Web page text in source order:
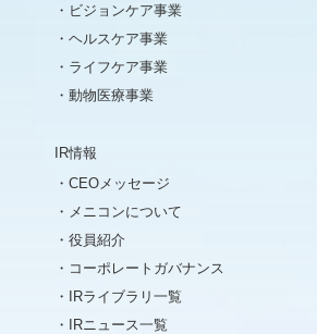
ビジョンケア事業
ヘルスケア事業
ライフケア事業
動物医療事業
IR情報
CEOメッセージ
メニコンについて
役員紹介
コーポレートガバナンス
IRライブラリ一覧
IRニュース一覧